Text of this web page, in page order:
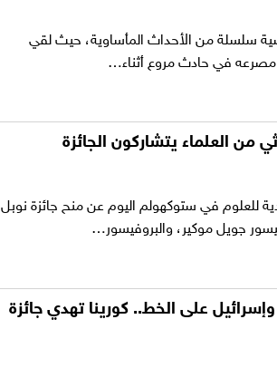
سلسلة من الأحداث المأساوية، حيث لقي
مصرعه في حادث مروع أثناء…
للعلوم في ستوكهولم اليوم عن منح جائزة نوبل
على الخط.. كورينا تهدي جائزة